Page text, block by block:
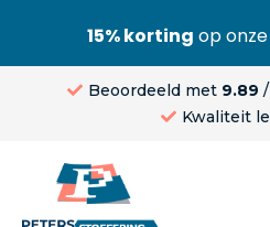
Beoordeeld met 9.89
Kwaliteit
15% korting op onze